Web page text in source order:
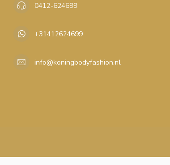
0412-624699
+31412624699
info@koningbodyfashion.nl